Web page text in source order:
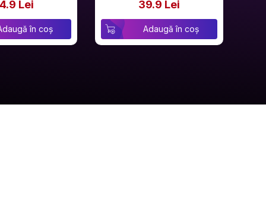
Lei
în coș
39.9 Lei
Adaugă în coș